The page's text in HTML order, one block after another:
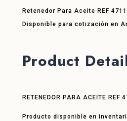
Retenedor Para Aceite REF
Disponible para cotización en
Product
RETENEDOR PARA ACEITE REF
Producto disponible en